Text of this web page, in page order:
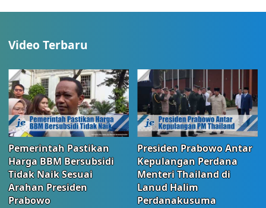
Video Terbaru
Pemerintah Pastikan
Harga BBM Bersubsidi
Tidak Naik Sesuai
Arahan Presiden
Prabowo
Presiden Prabowo Antar
Kepulangan Perdana
Menteri Thailand di
Lanud Halim
Perdanakusuma